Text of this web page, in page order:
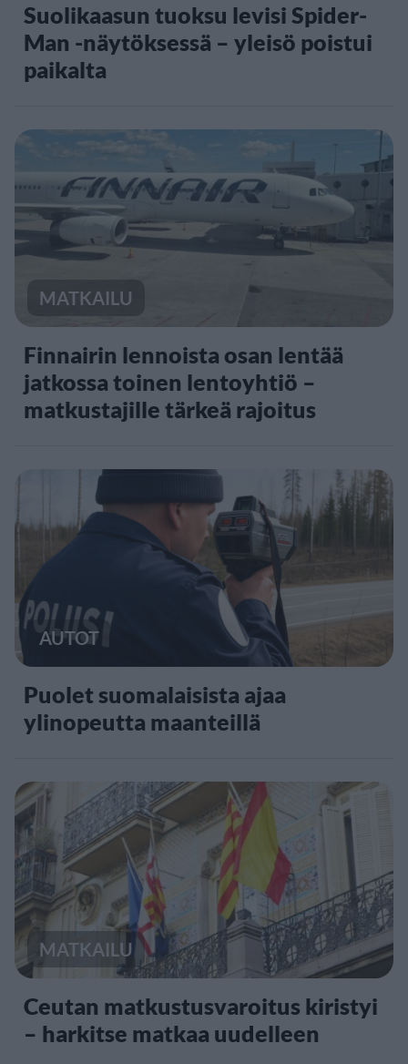
Suolikaasun tuoksu levisi Spider-
Man -näytöksessä – yleisö poistui
paikalta
MATKAILU
Finnairin lennoista osan lentää
jatkossa toinen lentoyhtiö –
matkustajille tärkeä rajoitus
AUTOT
Puolet suomalaisista ajaa
ylinopeutta maanteillä
MATKAILU
Ceutan matkustusvaroitus kiristyi
– harkitse matkaa uudelleen